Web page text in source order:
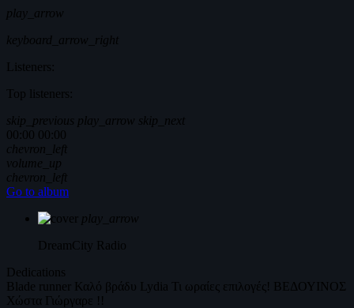
play_arrow
keyboard_arrow_right
Listeners:
Top listeners:
skip_previous play_arrow skip_next
00:00 00:00
chevron_left
volume_up
chevron_left
Go to album
play_arrow
DreamCity Radio
Dedications
Blade runner Καλό βράδυ Lydia Τι ωραίες επιλογές! ΒΕΔΟΥΙΝΟΣ
Χώστα Γιώργαρε !!